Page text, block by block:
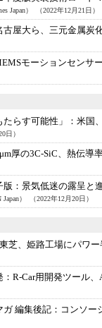
Japan） （2022年12月21日）
古屋大ら、三元金属炭
モーションセンサ
らす可能性」： 米国
日）
厚の3C-SiC、熱伝導
： 景気低迷の露呈と
） （2022年12月20日）
東芝、姫路工場にパワ
R-Car用開発ツール
編集後記： コンソー